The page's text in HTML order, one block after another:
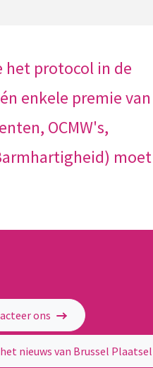
het protocol in de
enkele premie van
OCMW's,
moet
ons
nieuws van Brussel